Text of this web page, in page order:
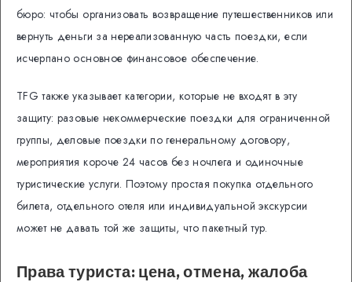
бюро: чтобы организовать возвращение путешественников или
вернуть деньги за нереализованную часть поездки, если
исчерпано основное финансовое обеспечение.
TFG также указывает категории, которые не входят в эту
защиту: разовые некоммерческие поездки для ограниченной
группы, деловые поездки по генеральному договору,
мероприятия короче 24 часов без ночлега и одиночные
туристические услуги. Поэтому простая покупка отдельного
билета, отдельного отеля или индивидуальной экскурсии
может не давать той же защиты, что пакетный тур.
Права туриста: цена, отмена, жалоба